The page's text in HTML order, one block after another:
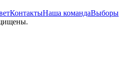
КонтактыНаша командаВыборы